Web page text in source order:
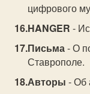
цифрового
HANGER -
Письма- О
Ставрополе.
Авторы - Об